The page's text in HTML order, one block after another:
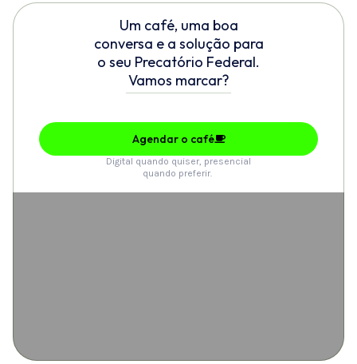
Um café, uma boa
conversa e a solução para
o seu Precatório Federal.
Vamos marcar?
Agendar o café
Digital quando quiser, presencial
quando preferir.